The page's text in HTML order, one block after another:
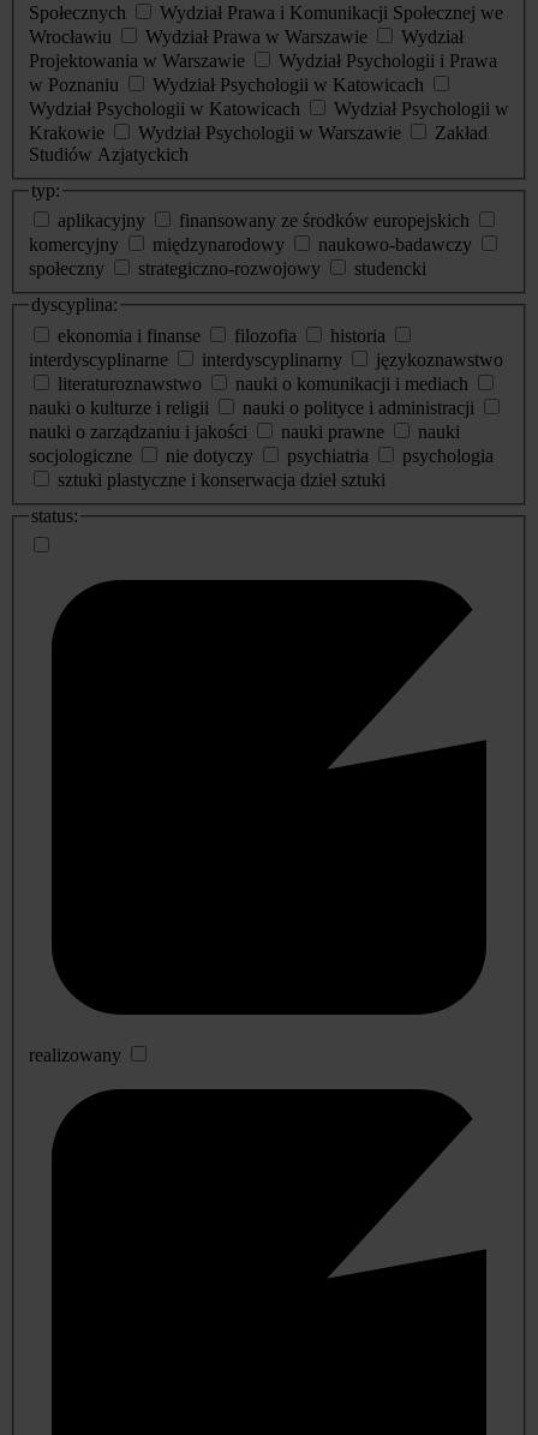
Społecznych
Wydział Prawa i Komunikacji Społecznej we
Wrocławiu
Wydział Prawa w Warszawie
Wydział
Projektowania w Warszawie
Wydział Psychologii i Prawa
w Poznaniu
Wydział Psychologii w Katowicach
Wydział Psychologii w Katowicach
Wydział Psychologii w
Krakowie
Wydział Psychologii w Warszawie
Zakład
Studiów Azjatyckich
typ:
aplikacyjny
finansowany ze środków europejskich
komercyjny
międzynarodowy
naukowo-badawczy
społeczny
strategiczno-rozwojowy
studencki
dyscyplina:
ekonomia i finanse
filozofia
historia
interdyscyplinarne
interdyscyplinarny
językoznawstwo
literaturoznawstwo
nauki o komunikacji i mediach
nauki o kulturze i religii
nauki o polityce i administracji
nauki o zarządzaniu i jakości
nauki prawne
nauki
socjologiczne
nie dotyczy psychiatria
psychologia
sztuki plastyczne i konserwacja dzieł sztuki
status:
realizowany